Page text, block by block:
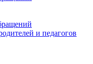
и педагогов